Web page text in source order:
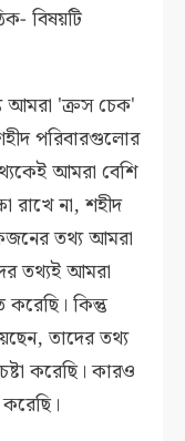
বিষয়টি
আমরা 'ক্রস চেক'
পরিবারগুলোর
আমরা বেশি
রাখে না, শহীদ
তথ্য আমরা
তথ্যই আমরা
করেছি। কিন্তু
তাদের তথ্য
করেছি। কারও